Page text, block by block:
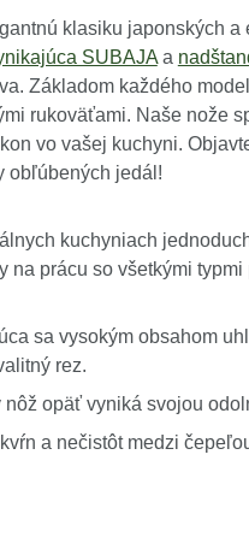
klasiku japonských a
SUBAJAa
Základom každého
rukoväťami. Naše nože
vo vašej kuchyni.
obľúbených jedál!
kuchyniach
na prácu so všetkými typmi
sa vysokým obsahom
rez.
opäť vyniká svojou
a nečistôt medzi